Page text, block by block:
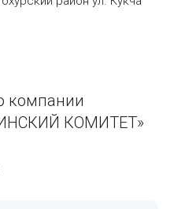
компании
КОМИТЕТ»